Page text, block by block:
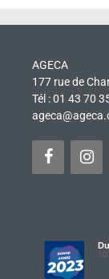
AGECA
177 rue de
Tél : 01 43 70